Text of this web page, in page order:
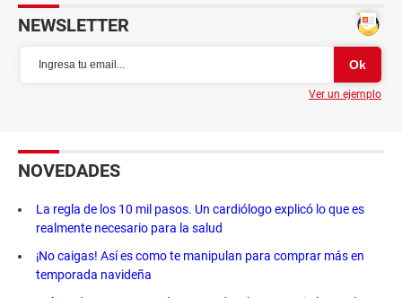
NEWSLETTER
Ver un ejemplo
NOVEDADES
La regla de los 10 mil pasos. Un cardiólogo explicó lo que es
realmente necesario para la salud
¡No caigas! Así es como te manipulan para comprar más en
temporada navideña